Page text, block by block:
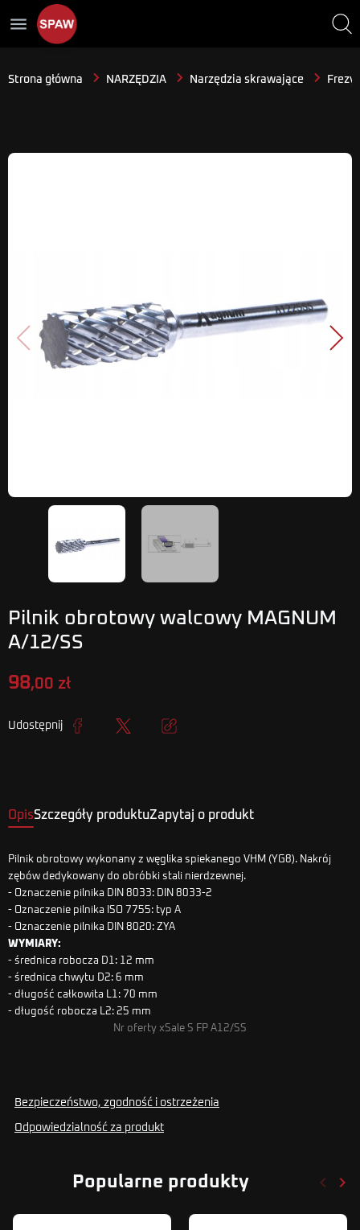
menu
Strona główna NARZĘDZIA Narzędzia skrawające Frezy
Poprzedni
Pilnik obrotowy walcowy MAGNUM
A/12/SS
98,00 zł
Udostępnij
OpisSzczegóły produktuZapytaj o produkt
Pilnik obrotowy wykonany z węglika spiekanego VHM (YG8). Nakrój
zębów dedykowany do obróbki stali nierdzewnej.
- Oznaczenie pilnika DIN 8033: DIN 8033-2
- Oznaczenie pilnika ISO 7755: typ A
- Oznaczenie pilnika DIN 8020: ZYA
WYMIARY:
- średnica robocza D1: 12 mm
- średnica chwytu D2: 6 mm
- długość całkowita L1: 70 mm
- długość robocza L2: 25 mm
Nr oferty xSale S FP A12/SS
Bezpieczeństwo, zgodność i ostrzeżenia
Odpowiedzialność za produkt
Popularne produkty keyboard_arrow_left keyboard_arrow_right